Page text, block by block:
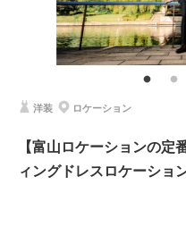
そ
家族写真追加料金無料 衣装ラン
アップ料金なし 貸出小物多数
特にお持ち込みいただくものは
す。
※新郎家・新婦家のお母様2名様
※お父様のモーニングコートは＋
洋装 ロケーション
【富山ロケーションの定
ィングドレスロケーショ